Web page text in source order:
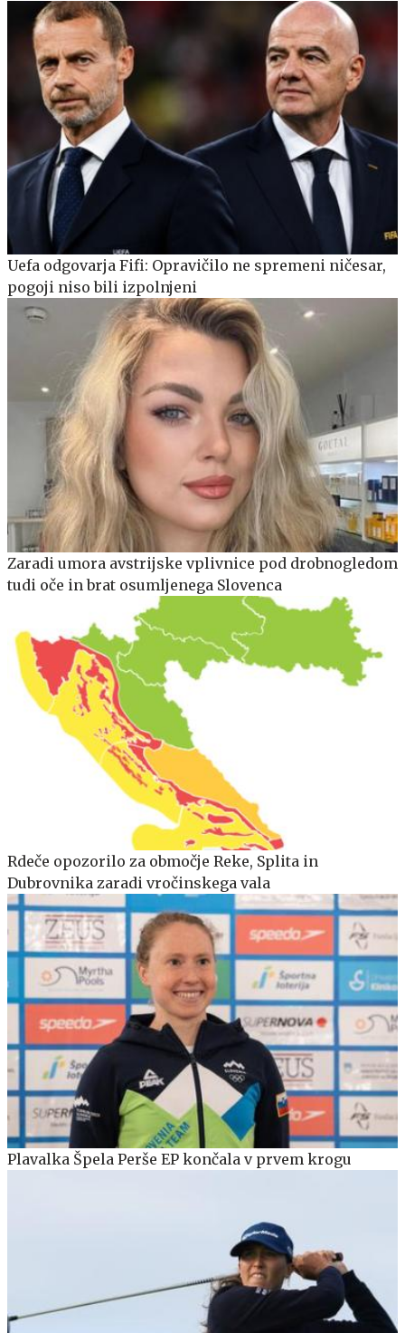
Uefa odgovarja Fifi: Opravičilo ne spremeni ničesar,
pogoji niso bili izpolnjeni
Zaradi umora avstrijske vplivnice pod drobnogledom
tudi oče in brat osumljenega Slovenca
Rdeče opozorilo za območje Reke, Splita in
Dubrovnika zaradi vročinskega vala
Plavalka Špela Perše EP končala v prvem krogu